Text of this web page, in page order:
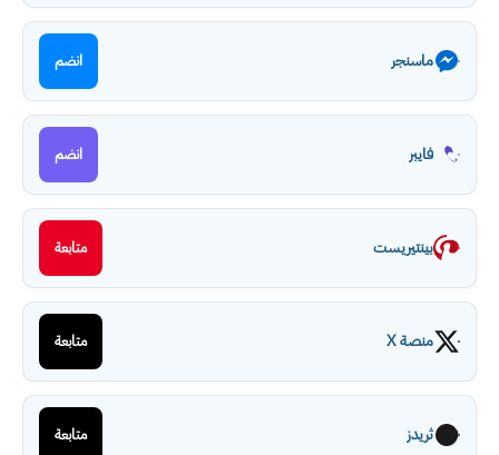
ماسنجر انضم
فايبر انضم
بينتيريست متابعة
منصة X متابعة
ثريدز متابعة